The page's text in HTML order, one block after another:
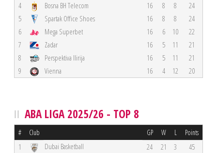
4
Bosna BH Telecom 16 8 8
24
5
Spartak Office Shoes 16 8 8
24
6
Mega Superbet 16 6 10
22
7
Zadar 16 5 11
21
8
Perspektiva Ilirija 16 5 11
21
9
Vienna 16 4 12 20
ABA LIGA 2025/26 - TOP 8
# Club GP W L Points
1 Dubai Basketball 24 21 3
45